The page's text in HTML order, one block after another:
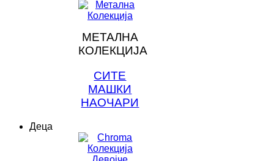
МЕТАЛНА
КОЛЕКЦИЈА
СИТЕ
МАШКИ
НАОЧАРИ
Деца